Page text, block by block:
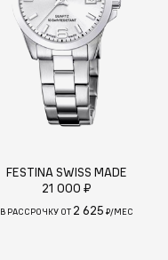
FESTINA SWISS MADE
21 000 ₽
В РАССРОЧКУ ОТ 2 625 ₽/МЕС